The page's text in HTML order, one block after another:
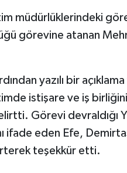
müdürlüklerindeki
görevine atanan
yazılı bir
istişare ve iş birliğini
Görevi devraldığı
ifade eden Efe,
teşekkür etti.